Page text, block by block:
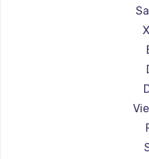
Ремонт
Ремонт
Ремонт
Ремонт